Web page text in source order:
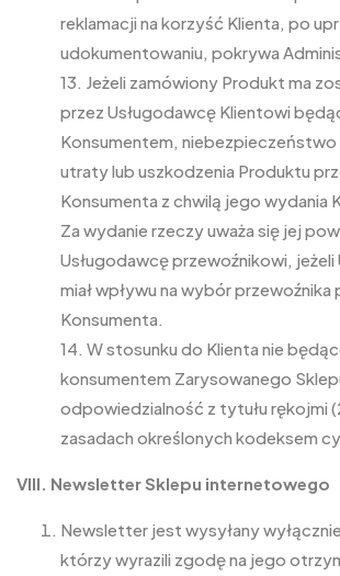
reklamacji na korzyść Klienta, po
udokumentowaniu, pokrywa
13. Jeżeli zamówiony Produkt ma
przez Usługodawcę Klientowi
Konsumentem,
utraty lub uszkodzenia Produktu
Konsumenta z chwilą jego wydania
Za wydanie rzeczy uważa się jej
Usługodawcę przewoźnikowi, jeżeli
miał wpływu na wybór przewoźnika
Konsumenta.
14. W stosunku do Klienta nie
konsumentem Zarysowanego
odpowiedzialność z tytułu rękojmi
zasadach określonych kodeksem
VIII. Newsletter Sklepu internetowego
Newsletter jest wysyłany
którzy wyrazili zgodę na jego